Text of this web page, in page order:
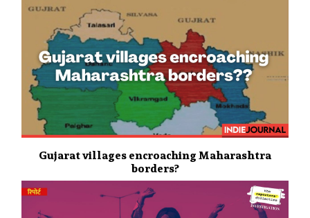
Gujarat villages encroaching Maharashtra
borders?